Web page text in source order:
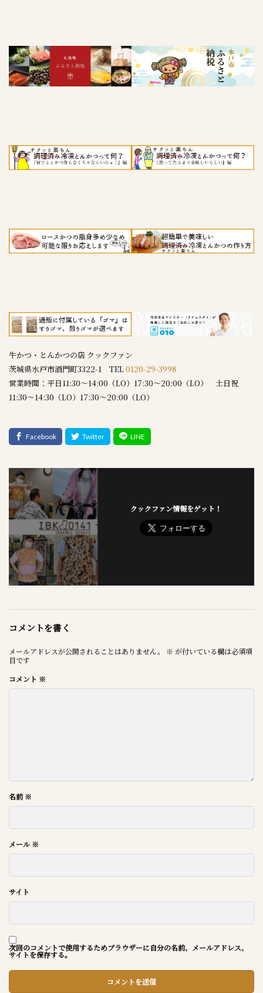
牛かつ・とんかつの店 クックファン
茨城県水戸市酒門町3322-1 TEL0120-29-3998
営業時間：平日11:30～14:00（LO）17:30～20:00（LO） 土日祝
11:30～14:30（LO）17:30～20:00（LO）
クックファン情報をゲット！
コメントを書く
メールアドレスが公開されることはありません。 ※ が付いている欄は必須項
目です
コメント ※
名前※
メール※
サイト
次回のコメントで使用するためブラウザーに自分の名前、メールアドレス、
サイトを保存する。